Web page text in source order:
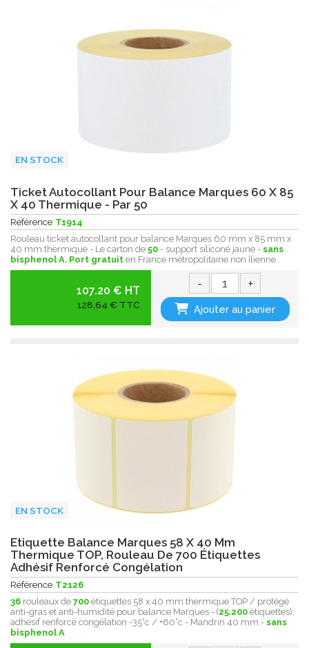
EN STOCK
Ticket Autocollant Pour Balance Marques 60 X 85
X 40 Thermique - Par 50
Référence T1914
Rouleau ticket autocollant pour balance Marques 60 mm x 85 mm x
40 mm thermique - Le carton de 50 - support siliconé jaune - sans
bisphenol A. Port gratuit en France métropolitaine non îlienne.
107.20 € HT
128,64 € TTC
- +
Ajouter au panier
EN STOCK
Etiquette Balance Marques 58 X 40 Mm
Thermique TOP, Rouleau De 700 Étiquettes
Adhésif Renforcé Congélation
Référence T2126
36 rouleaux de 700 étiquettes 58 x 40 mm thermique TOP / protégé
anti-gras et anti-humidité pour balance Marques - (25.200 étiquettes),
adhésif renforcé congélation -35°c / +60°c - Mandrin 40 mm - sans
bisphenol A